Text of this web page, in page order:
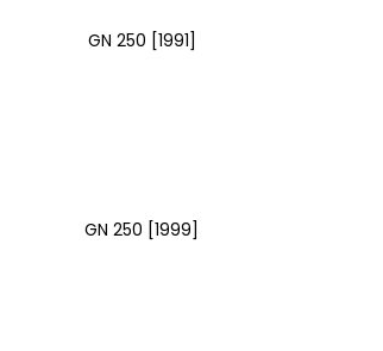
GN 250 [1991]
GN 250 [1999]